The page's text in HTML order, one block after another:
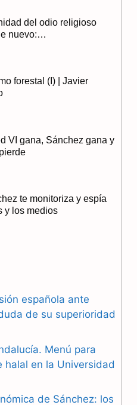
del odio religioso
nuevo:…
forestal (I) | Javier
VI gana, Sánchez gana y
te monitoriza y espía
y los medios
h
española ante
de su superioridad
Menú para
halal en la Universidad
de Sánchez: los